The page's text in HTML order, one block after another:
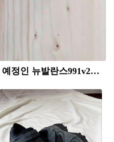
5개 도시 한정판으로 출시 예정인 뉴발란스991v2🔥 서울은 어떤 색?🎨🧐